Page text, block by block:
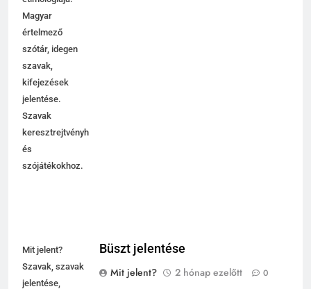
Magyar
értelmező
szótár, idegen
szavak,
kifejezések
jelentése.
Szavak
keresztrejtvényhez
és
szójátékokhoz.
Mit jelent?
Szavak, szavak
jelentése,
Büszt jelentése
Mit jelent?
2 hónap ezelőtt 0